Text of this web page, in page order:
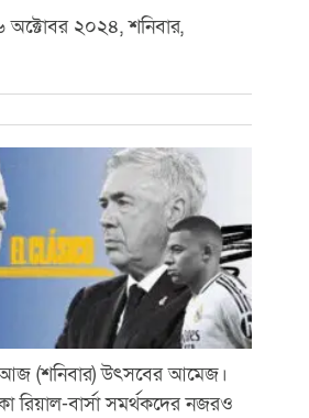
অক্টোবর ২০২৪, শনিবার,
আজ (শনিবার) উৎসবের আমেজ।
রিয়াল-বার্সা সমর্থকদের নজরও